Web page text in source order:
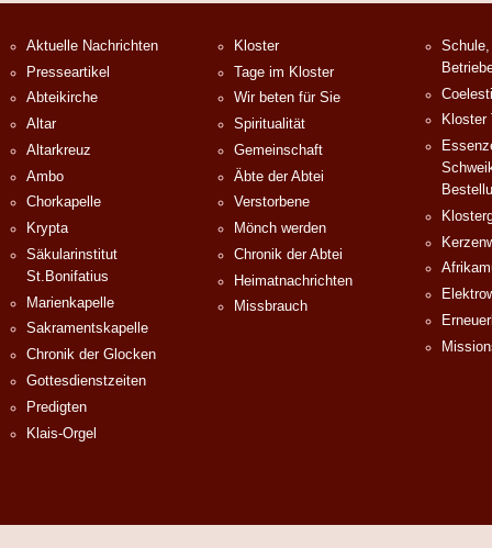
Aktuelle Nachrichten
Presseartikel
Abteikirche
Altar
Altarkreuz
Ambo
Chorkapelle
Krypta
Säkularinstitut
St.Bonifatius
Marienkapelle
Sakramentskapelle
Chronik der Glocken
Gottesdienstzeiten
Predigten
Klais-Orgel
Kloster
Tage im Kloster
Wir beten für Sie
Spiritualität
Gemeinschaft
Äbte der Abtei
Verstorbene
Mönch werden
Chronik der Abtei
Heimatnachrichten
Missbrauch
Kloster